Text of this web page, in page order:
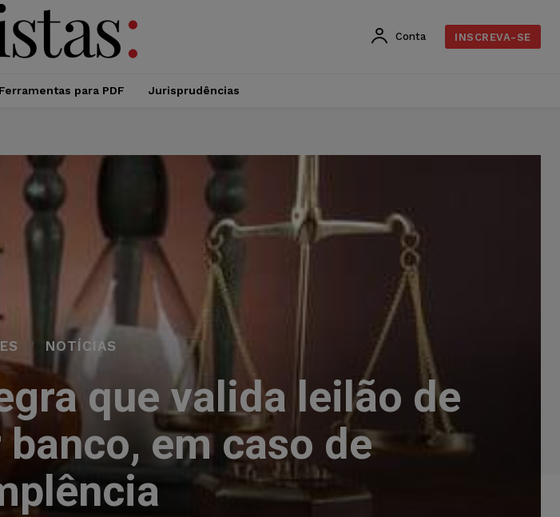
Conta INSCREVA-SE
Ferramentas para PDF Jurisprudências
NOTÍCIAS
que valida leilão de
em caso de